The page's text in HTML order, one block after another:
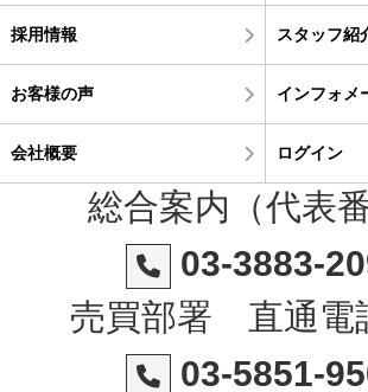
採用情報 スタッフ紹
お客様の声 インフォメ
会社概要 ログイン
総合案内（代表番
03-3883-
売買部署 直通電
03-5851-